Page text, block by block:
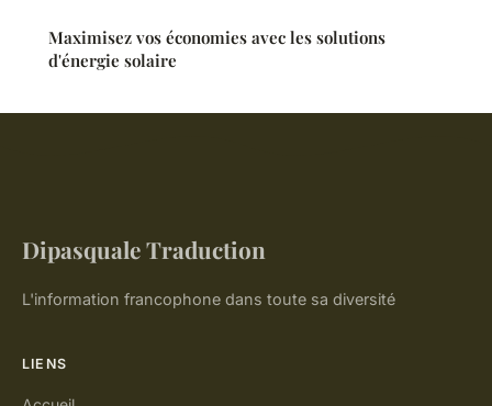
Maximisez vos économies avec les solutions
d'énergie solaire
Dipasquale Traduction
L'information francophone dans toute sa diversité
LIENS